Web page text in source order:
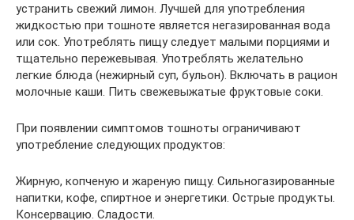
устранить свежий лимон. Лучшей для употребления
жидкостью при тошноте является негазированная вода
или сок. Употреблять пищу следует малыми порциями и
тщательно пережевывая. Употреблять желательно
легкие блюда (нежирный суп, бульон). Включать в рацион
молочные каши. Пить свежевыжатые фруктовые соки.
При появлении симптомов тошноты ограничивают
употребление следующих продуктов:
Жирную, копченую и жареную пищу. Сильногазированные
напитки, кофе, спиртное и энергетики. Острые продукты.
Консервацию. Сладости.